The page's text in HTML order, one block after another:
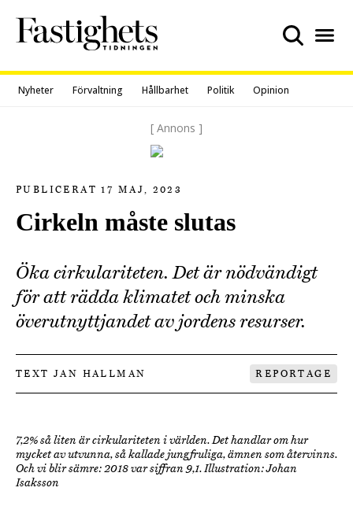
content
Nyheter Förvaltning Hållbarhet Politik Opinion
[ Annons ]
PUBLICERAT 17 MAJ, 2023
Cirkeln måste slutas
Öka cirkulariteten. Det är nödvändigt
för att rädda klimatet och minska
överutnyttjandet av jordens resurser.
TEXT JAN HALLMAN REPORTAGE
7,2% så liten är cirkulariteten i världen. Det handlar om hur
mycket av utvunna, så kallade jungfruliga, ämnen som återvinns.
Och vi blir sämre: 2018 var siffran 9,1. Illustration: Johan
Isaksson